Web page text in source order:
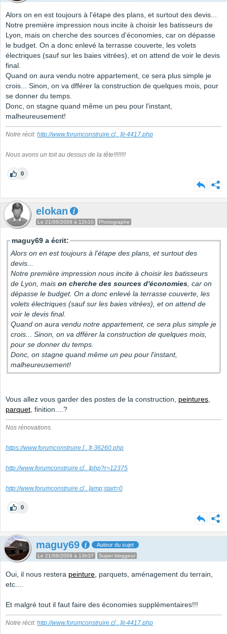
Alors on en est toujours à l'étape des plans, et surtout des devis...
Notre première impression nous incite à choisir les batisseurs de
Lyon, mais on cherche des sources d'économies, car on dépasse
le budget. On a donc enlevé la terrasse couverte, les volets
électriques (sauf sur les baies vitrées), et on attend de voir le devis
final.
Quand on aura vendu notre appartement, ce sera plus simple je
crois... Sinon, on va dfférer la construction de quelques mois, pour
se donner du temps.
Donc, on stagne quand même un peu pour l'instant,
malheureusement!
Notre récit: http://www.forumconstruire.c[...]it-4417.php
Nous avons un toit au dessus de la tête!!!!!!!!
0
elokan
Le 21/06/2009 à 12h10 Photographe
maguy69 a écrit:
Alors on en est toujours à l'étape des plans, et surtout des
devis...
Notre première impression nous incite à choisir les batisseurs
de Lyon, mais on cherche des sources d'économies, car on
dépasse le budget. On a donc enlevé la terrasse couverte, les
volets électriques (sauf sur les baies vitrées), et on attend de
voir le devis final.
Quand on aura vendu notre appartement, ce sera plus simple je
crois... Sinon, on va dfférer la construction de quelques mois,
pour se donner du temps.
Donc, on stagne quand même un peu pour l'instant,
malheureusement!
Vous allez vous garder des postes de la construction, peintures,
parquet, finition....?
Nos rénovations.
https://www.forumconstruire.[...]t-36260.php
http://www.forumconstruire.c[...]php?r=12375
http://www.forumconstruire.c[...]amp;start=0
0
maguy69 Auteur du sujet
Le 21/06/2009 à 13h37 Super bloggeur
Oui, il nous restera peinture, parquets, aménagement du terrain,
etc....
Et malgré tout il faut faire des économies supplémentaires!!!
Notre récit: http://www.forumconstruire.c[...]it-4417.php